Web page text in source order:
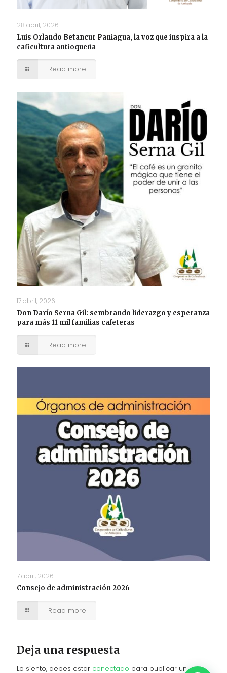
28 abril, 2026
Luis Orlando Betancur Paniagua, la voz que inspira a la
caficultura antioqueña
Read more
17 abril, 2026
Don Darío Serna Gil: sembrando liderazgo y esperanza
para más 11 mil familias cafeteras
Read more
7 abril, 2026
Consejo de administración 2026
Read more
Deja una respuesta
Lo siento, debes estar conectado para publicar un